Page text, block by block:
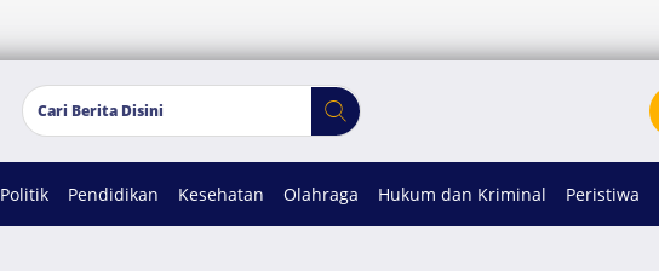
Politik Pendidikan Kesehatan Olahraga Hukum dan Kriminal Peristiwa